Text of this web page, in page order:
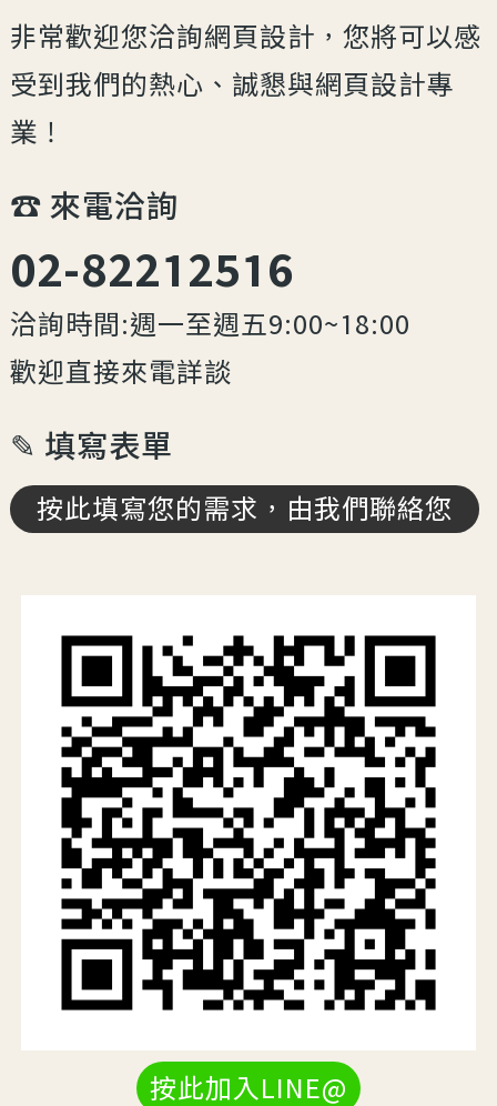
非常歡迎您洽詢網頁設計，您將可以感
受到我們的熱心、誠懇與網頁設計專
業！
☎︎ 來電洽詢
02-82212516
洽詢時間:週一至週五9:00~18:00
歡迎直接來電詳談
✎ 填寫表單
按此填寫您的需求，由我們聯絡您
按此加入LINE@